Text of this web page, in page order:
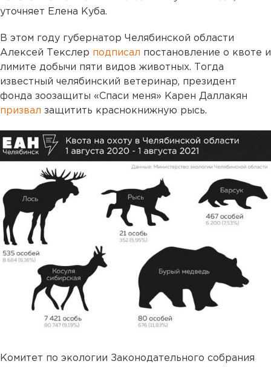
уточняет Елена Куба.
В этом году губернатор Челябинской области
Алексей Текслер подписал постановление о квоте и
лимите добычи пяти видов животных. Тогда
известный челябинский ветеринар, президент
фонда зоозащиты «Спаси меня» Карен Даллакян
призвал защитить краснокнижную рысь.
Комитет по экологии Законодательного собрания